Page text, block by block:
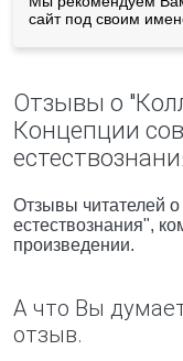
сайт под своим
Отзывы о
Концепции
Отзывы читателей
естествознания",
произведении.
А что Вы
отзыв.